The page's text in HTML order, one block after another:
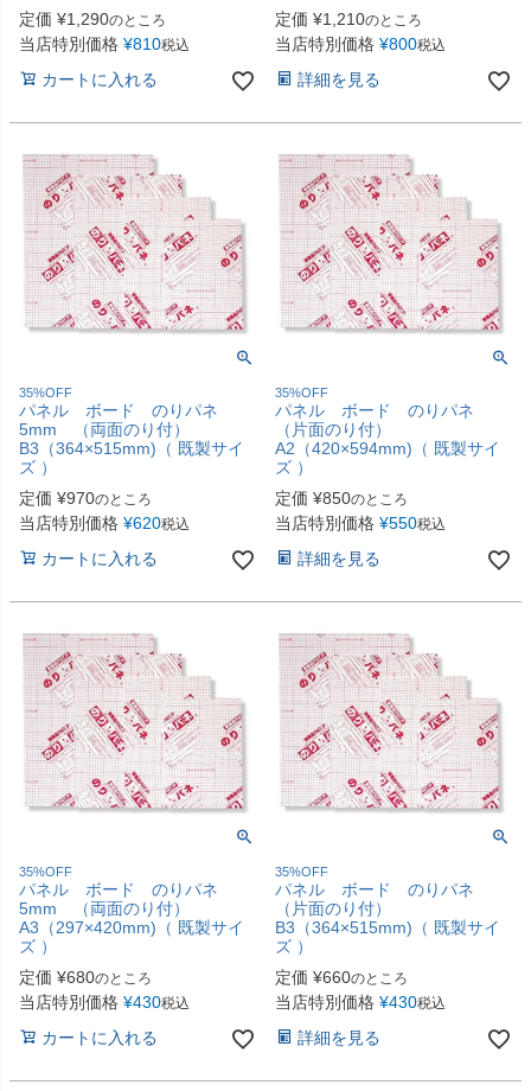
定価 ¥1,290のところ
当店特別価格 ¥810税込
カートに入れる
定価 ¥1,210のところ
当店特別価格 ¥800税込
詳細を見る
35%OFF
パネル ボード のりパネ
5mm （両面のり付）
B3（364×515mm)（ 既製サイ
ズ ）
定価 ¥970のところ
当店特別価格 ¥620税込
カートに入れる
35%OFF
パネル ボード のりパネ
（片面のり付）
A2（420×594mm)（ 既製サイ
ズ ）
定価 ¥850のところ
当店特別価格 ¥550税込
詳細を見る
35%OFF
パネル ボード のりパネ
5mm （両面のり付）
A3（297×420mm)（ 既製サイ
ズ ）
定価 ¥680のところ
当店特別価格 ¥430税込
カートに入れる
35%OFF
パネル ボード のりパネ
（片面のり付）
B3（364×515mm)（ 既製サイ
ズ ）
定価 ¥660のところ
当店特別価格 ¥430税込
詳細を見る